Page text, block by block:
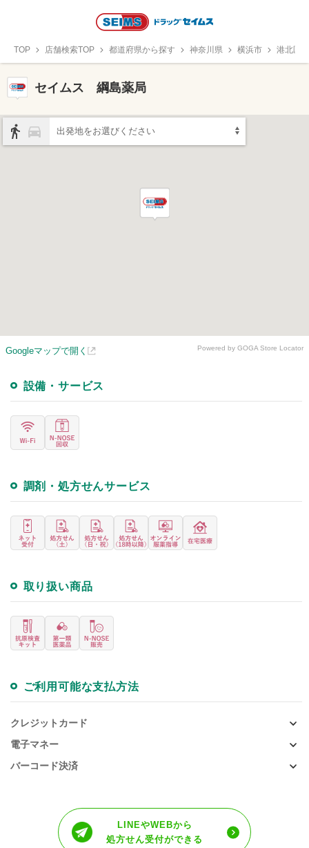
TOP 店舗検索TOP 都道府県から探す 神奈川県 横浜市 港北区
セイムス 綱島薬局
出発地をお選びください
Googleマップで開く Powered by GOGA Store Locator
設備・サービス
調剤・処方せんサービス
取り扱い商品
ご利用可能な支払方法
クレジットカード
電子マネー
バーコード決済
LINEやWEBから
処方せん受付ができる